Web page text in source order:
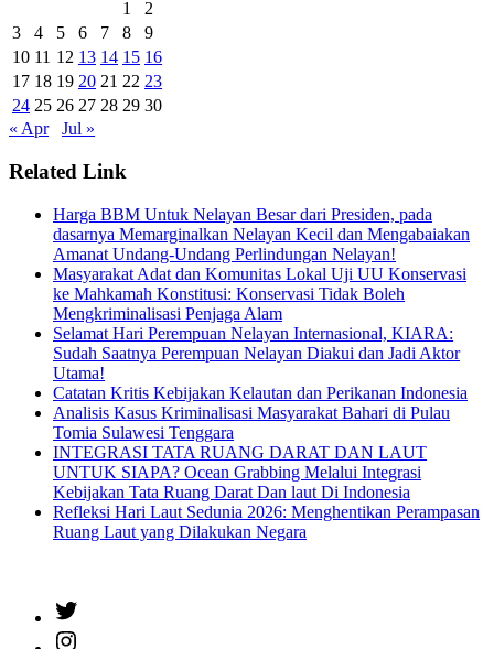
1
2
3
4 5 6 7 8
9
10 11 12 13 14 15 16
17 18 19 20 21 22 23
24 25 26 27 28 29 30
« Apr
Jul »
Related Link
Harga BBM Untuk Nelayan Besar dari Presiden, pada
dasarnya Memarginalkan Nelayan Kecil dan Mengabaiakan
Amanat Undang-Undang Perlindungan Nelayan!
Masyarakat Adat dan Komunitas Lokal Uji UU Konservasi
ke Mahkamah Konstitusi: Konservasi Tidak Boleh
Mengkriminalisasi Penjaga Alam
Selamat Hari Perempuan Nelayan Internasional, KIARA:
Sudah Saatnya Perempuan Nelayan Diakui dan Jadi Aktor
Utama!
Catatan Kritis Kebijakan Kelautan dan Perikanan Indonesia
Analisis Kasus Kriminalisasi Masyarakat Bahari di Pulau
Tomia Sulawesi Tenggara
INTEGRASI TATA RUANG DARAT DAN LAUT
UNTUK SIAPA? Ocean Grabbing Melalui Integrasi
Kebijakan Tata Ruang Darat Dan laut Di Indonesia
Refleksi Hari Laut Sedunia 2026: Menghentikan Perampasan
Ruang Laut yang Dilakukan Negara